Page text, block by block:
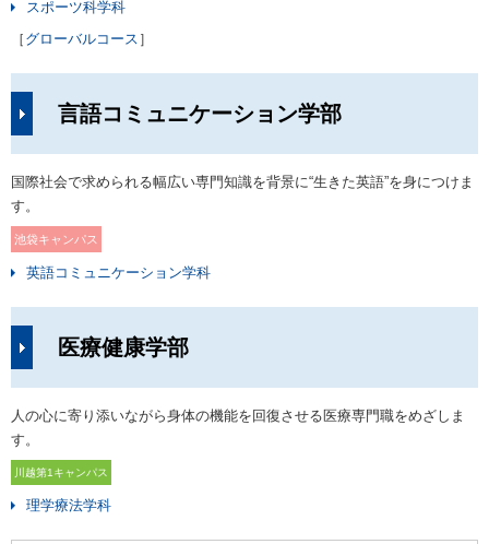
スポーツ科学科
［ グローバルコース ］
言語コミュニケーション学部
国際社会で求められる幅広い専門知識を背景に“生きた英語”を身につけま
す。
池袋キャンパス
英語コミュニケーション学科
医療健康学部
人の心に寄り添いながら身体の機能を回復させる医療専門職をめざしま
す。
川越第1キャンパス
理学療法学科